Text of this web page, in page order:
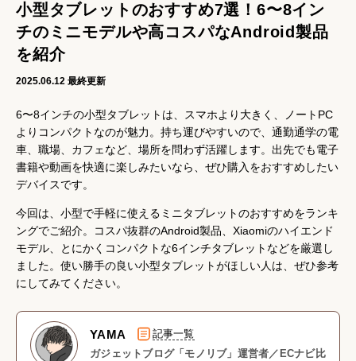
小型タブレットのおすすめ7選！6〜8イン
チのミニモデルや高コスパなAndroid製品
を紹介
2025.06.12 最終更新
6〜8インチの小型タブレットは、スマホより大きく、ノートPC
よりコンパクトなのが魅力。持ち運びやすいので、通勤通学の電
車、職場、カフェなど、場所を問わず活躍します。出先でも電子
書籍や動画を快適に楽しみたいなら、ぜひ購入をおすすめしたい
デバイスです。
今回は、小型で手軽に使えるミニタブレットのおすすめをランキ
ングでご紹介。コスパ抜群のAndroid製品、Xiaomiのハイエンド
モデル、とにかくコンパクトな6インチタブレットなどを厳選し
ました。使い勝手の良い小型タブレットがほしい人は、ぜひ参考
にしてみてください。
YAMA
記事一覧
ガジェットブログ「モノリブ」運営者／ECナビ比